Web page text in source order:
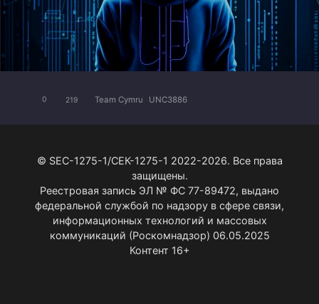
0 219 Team Cymru UNC3886
© SEC-1275-1/СЕК-1275-1 2022-2026. Все права
защищены.
Реестровая запись ЭЛ № ФС 77-89472, выдано
федеральной службой по надзору в сфере связи,
информационных технологий и массовых
коммуникаций (Роскомнадзор) 06.05.2025
Контент 16+